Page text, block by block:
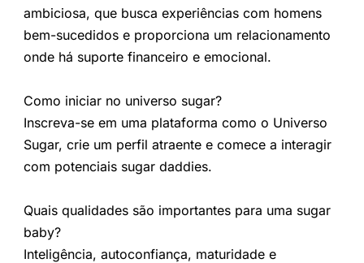
ambiciosa, que busca experiências com homens
bem-sucedidos e proporciona um relacionamento
onde há suporte financeiro e emocional.
Como iniciar no universo sugar?
Inscreva-se em uma plataforma como o Universo
Sugar, crie um perfil atraente e comece a interagir
com potenciais sugar daddies.
Quais qualidades são importantes para uma sugar
baby?
Inteligência, autoconfiança, maturidade e